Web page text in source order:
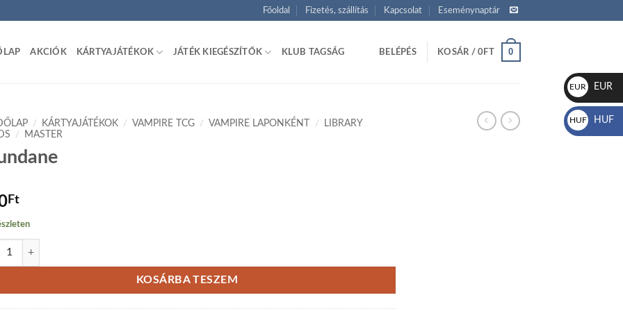
Főoldal Fizetés, szállítás Kapcsolat Eseménynaptár
AKCIÓK KÁRTYAJÁTÉKOK JÁTÉK KIEGÉSZÍTŐK KLUB TAGSÁG BELÉPÉS KOSÁR /0FT 0
/ KÁRTYAJÁTÉKOK / VAMPIRE TCG / VAMPIRE LAPONKÉNT /
LIBRARY
/ MASTER
Ft
mennyiség
KOSÁRBA TESZEM
EUR
€
EUR
HUF
Ft
HUF